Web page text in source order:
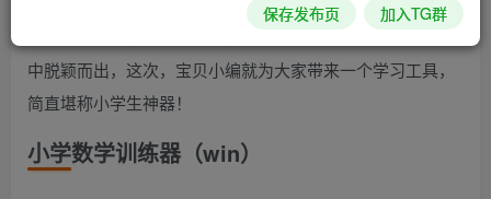
为了帮助家长们解决此担忧，同时让小朋友们能够在同龄人
中脱颖而出，这次，宝贝小编就为大家带来一个学习工具，
简直堪称小学生神器！
小学数学训练器（win）
保存发布页 加入TG群